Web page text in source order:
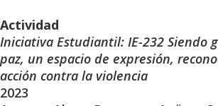
Actividad
Iniciativa Estudiantil: IE-232 Siendo
paz, un espacio de expresión,
acción contra la violencia
2023